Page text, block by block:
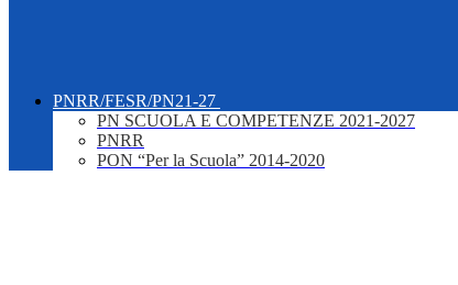
PNRR/FESR/PN21-27
PN SCUOLA E COMPETENZE 2021-2027
PNRR
PON “Per la Scuola” 2014-2020